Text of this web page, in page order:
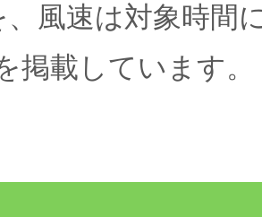
、風速は対象時間
掲載しています。